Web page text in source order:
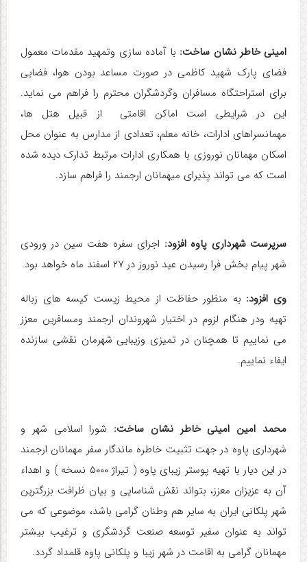
امینی خاطر نشان ساخت: با آماده سازی وتمهید مقدمات معمول
فضای پارک شهید کاظمی در صورت مساعد بودن هوا، فضایی
برای استراحتگاه مسافران وگردشگران محترم را فراهم می نماید.
این در شرایطی است اماکن اقامتی از قبیل هتل ها،
مهمانسراهای ادارات، خانه معلم، تعدادی از مدارس به عنوان محل
اسکان مهمانان نوروزی با همکاری ادارات مرتبط تدارک دیده شده
است که می تواند پذیرای میهمانان ارجمند را فراهم سازد.
سرپرست شهرداری پاوه افزود: اجرای سفره هفت سین در ورودی
شهر پیام بخش فرا رسیدن عید نوروز در ۲۷ اسفند ماه خواهد بود.
وی افزود: به منظور حفاظت از محیط زیست کیسه های زباله
تهیه ودر هنگام لزوم در اختیار شهروندان ارجمند ومسافرین معزز
می نماییم تا همچنان در تمیزی وزیبایی شهرمان نقشی سازنده
ایفاء نماییم.
محمد امین امینی خاطر نشان ساخت: شورا اسلامی شهر و
شهرداری پاوه در جهت تثبیت خاطره ماندگار سفر مهمانان ارجمند
در این دیار با تهیه پوستر زیبای پاوه ( تیراژ ۵۰۰۰ نسخه ) و اهداء
آن به عزیزان معزز، بتواند نقش شناسایی و بیان ظرافت بزرگترین
شهر پلکانی ایران به سایر هم وطنان گرامی باشد، موضوعی که می
تواند به عنوان سفیر توسعه صنعت گردشگری و ترغیب بیشتر
مهمانان گرامی به اقامت در شهر زیبا و پلکانی پاوه قلمداد گردد.